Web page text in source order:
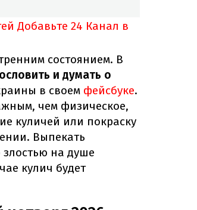
Добавьте 24 Канал в
состоянием. В
и думать о
в своем фейсбуке.
чем физическое,
куличей или покраску
Выпекать
на душе
кулич будет